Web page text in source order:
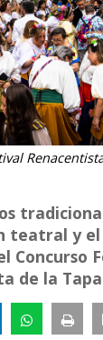
teatral y el
Concurso
de la